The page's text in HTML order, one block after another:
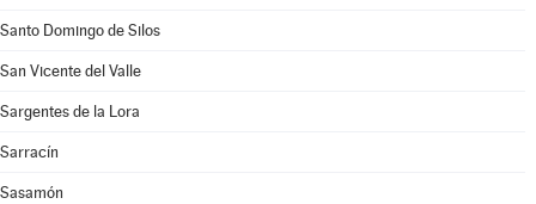
Santo Domingo de Silos
San Vicente del Valle
Sargentes de la Lora
Sarracín
Sasamón